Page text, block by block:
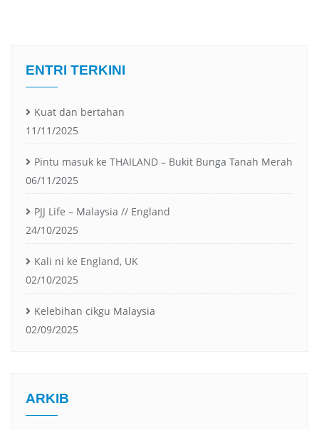
ENTRI TERKINI
Kuat dan bertahan
11/11/2025
Pintu masuk ke THAILAND – Bukit Bunga Tanah Merah
06/11/2025
PJJ Life – Malaysia // England
24/10/2025
Kali ni ke England, UK
02/10/2025
Kelebihan cikgu Malaysia
02/09/2025
ARKIB